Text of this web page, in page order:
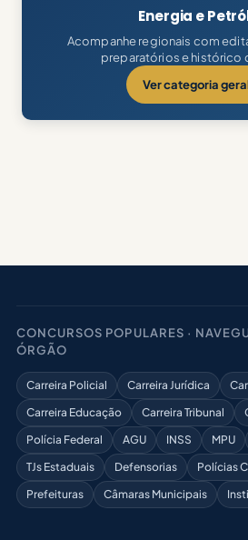
Energia e
Acompanhe regionais com
preparatórios e histórico
Ver categoria
CONCURSOS POPULARES ·
ÓRGÃO
Carreira Policial Carreira Jurídica
Carreira Educação
Carreira Tribunal
Polícia Federal
AGU INSS MPU
TJs Estaduais
Defensorias Polícias
Prefeituras
Câmaras Municipais